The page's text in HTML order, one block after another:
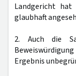
Landgericht hat
glaubhaft
2. Auch die
Ergebnis